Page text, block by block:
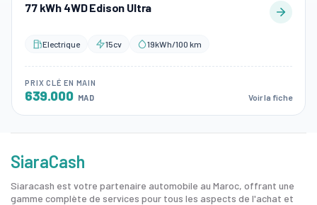
77 kWh 4WD Edison Ultra
Electrique 15cv 19kWh/100 km
PRIX CLÉ EN MAIN
639.000 MAD Voir la fiche
SiaraCash
Siaracash est votre partenaire automobile au Maroc, offrant une
gamme complète de services pour tous les aspects de l'achat et